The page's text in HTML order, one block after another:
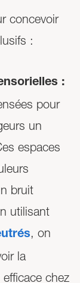
concevoir
:
:
pour
un
espaces
bruit
utilisant
, on
la
chez